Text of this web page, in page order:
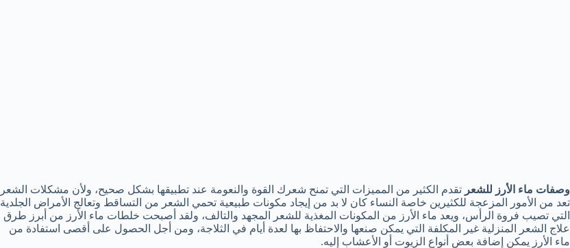
وصفات ماء الأرز للشعر تقدم الكثير من المميزات التي تمنح شعرك القوة والنعومة عند تطبيقها بشكل صحيح، ولأن مشكلات الشعر
تعد من الأمور المزعجة للكثيرين خاصة النساء كان لا بد من إيجاد مكونات طبيعية تحمي الشعر من التساقط وتعالج الأمراض الجلدية
التي تصيب فروة الرأس، ويعد ماء الأرز من المكونات المغذية للشعر المجهد والتالف، ولقد أصبحت خلطات ماء الأرز من أبرز طرق
علاج الشعر المنزلية غير المكلفة التي يمكن صنعها والاحتفاظ بها لعدة أيام في الثلاجة، ومن أجل الحصول على أقصى استفادة من
ماء الأرز يمكن إضافة بعض أنواع الزيوت أو الأعشاب إليه.